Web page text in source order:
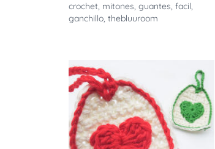
crochet, mitones, guantes, facil,
ganchillo, thebluuroom